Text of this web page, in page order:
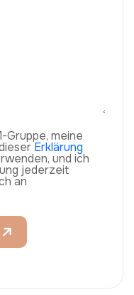
Gruppe, meine
Erklärung
und ich
jederzeit
an